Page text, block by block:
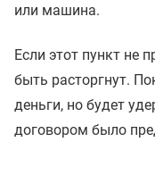
или машина.
Если этот пункт не
быть расторгнут.
деньги, но будет
договором было